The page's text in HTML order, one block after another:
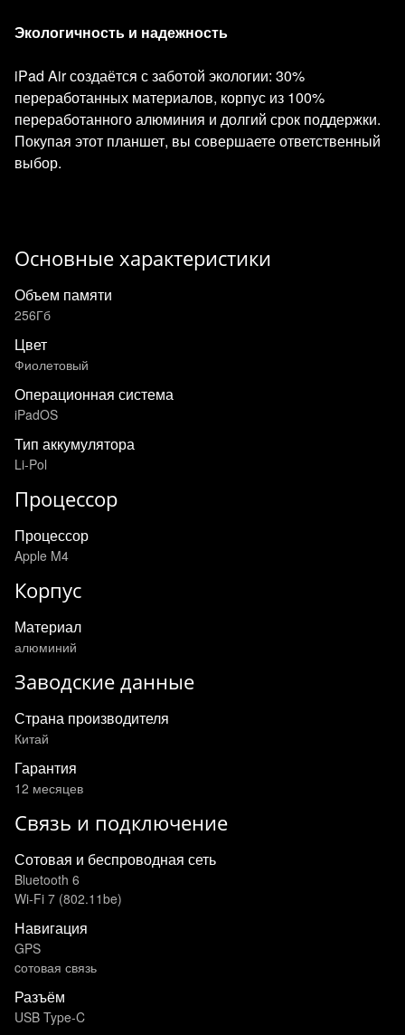
Экологичность и надежность
iPad Air создаётся с заботой экологии: 30%
переработанных материалов, корпус из 100%
переработанного алюминия и долгий срок поддержки.
Покупая этот планшет, вы совершаете ответственный
выбор.
Основные характеристики
Объем памяти
256Гб
Цвет
Фиолетовый
Операционная система
iPadOS
Тип аккумулятора
Li-Pol
Процессор
Процессор
Apple M4
Корпус
Материал
алюминий
Заводские данные
Страна производителя
Китай
Гарантия
12 месяцев
Связь и подключение
Сотовая и беспроводная сеть
Bluetooth 6
Wi‑Fi 7 (802.11be)
Навигация
GPS
cотовая связь
Разъём
USB Type-C